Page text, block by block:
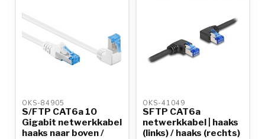
OKS-84905
S/FTP CAT6a 10
Gigabit netwerkkabel
haaks naar boven /
OKS-41049
SFTP CAT6a
netwerkkabel | haaks
(links) / haaks (rechts)